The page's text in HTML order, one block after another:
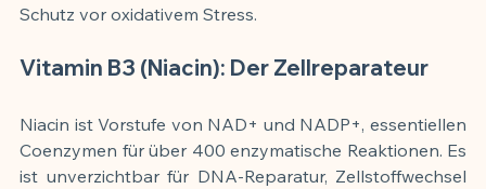
Schutz vor oxidativem Stress.
Vitamin B3 (Niacin): Der Zellreparateur
Niacin ist Vorstufe von NAD+ und NADP+, essentiellen
Coenzymen für über 400 enzymatische Reaktionen. Es
ist unverzichtbar für DNA-Reparatur, Zellstoffwechsel